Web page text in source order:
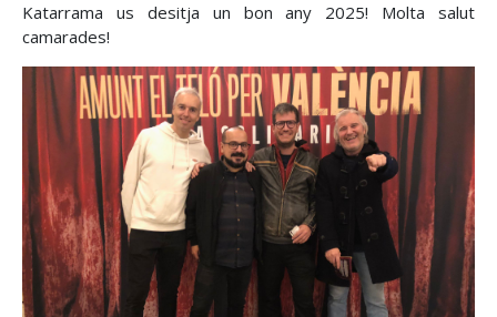
Katarrama us desitja un bon any 2025! Molta salut
camarades!